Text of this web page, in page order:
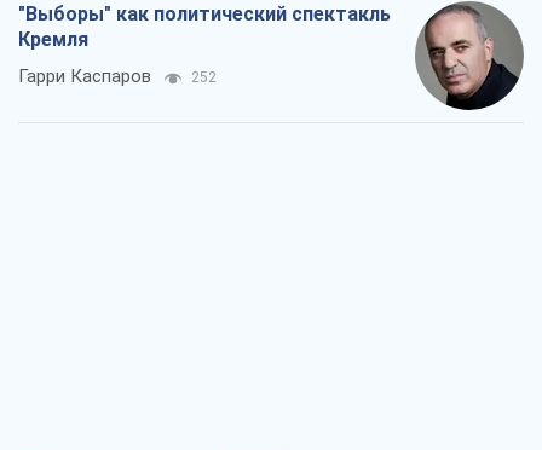
"Выборы" как политический спектакль
Кремля
Гарри Каспаров 252